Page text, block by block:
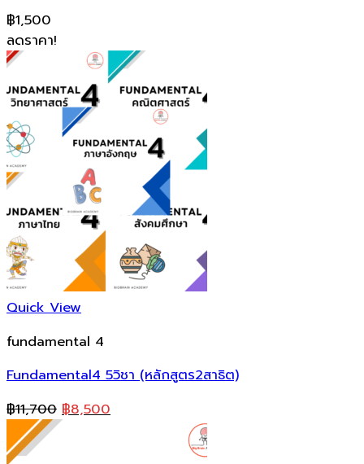
฿1,500
ลดราคา!
Quick View
fundamental 4
Fundamental4 5วิชา (หลักสูตร2สาธิต)
฿11,700 Original
฿8,500